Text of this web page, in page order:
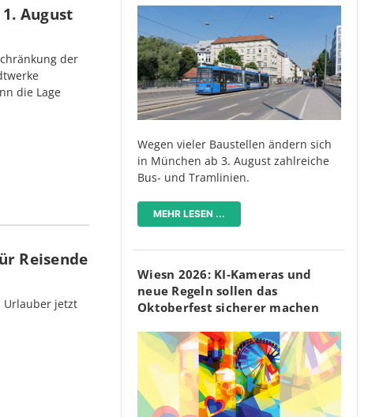
August
der
die Lage
Reisende
Urlauber jetzt
Wegen vieler Baustellen ändern sich
in München ab 3. August zahlreiche
Bus- und Tramlinien.
MEHR LESEN ...
Wiesn 2026: KI-Kameras und
neue Regeln sollen das
Oktoberfest sicherer machen